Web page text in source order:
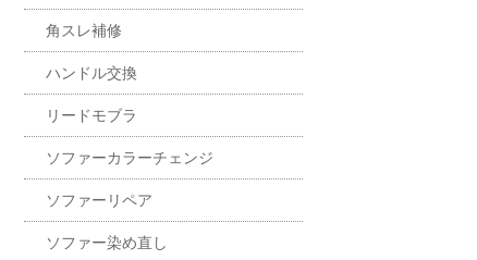
角スレ補修
ハンドル交換
リードモブラ
ソファーカラーチェンジ
ソファーリペア
ソファー染め直し